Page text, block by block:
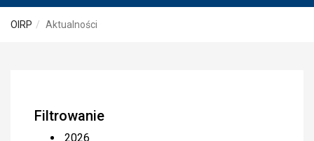
OIRP Aktualności
Filtrowanie
2026